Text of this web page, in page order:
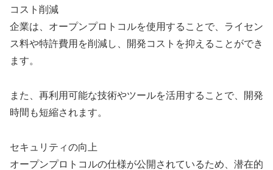
コスト削減
企業は、オープンプロトコルを使用することで、ライセン
ス料や特許費用を削減し、開発コストを抑えることができ
ます。
また、再利用可能な技術やツールを活用することで、開発
時間も短縮されます。
セキュリティの向上
オープンプロトコルの仕様が公開されているため、潜在的